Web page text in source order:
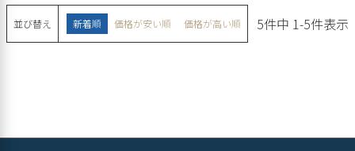
並び替え 新着順 価格が安い順 価格が高い順 5件中 1-5件表示